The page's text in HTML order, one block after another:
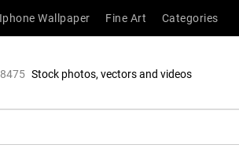
Iphone Wallpaper Fine Art Categories
Stock photos, vectors and videos